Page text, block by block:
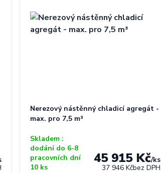
Nerezový nástěnný chladicí agregát -
max. pro 7,5 m³
45 915 Kč/ks
37 946 Kčbez DPH
Skladem :
dodání do 6-8
pracovních dní
10 ks